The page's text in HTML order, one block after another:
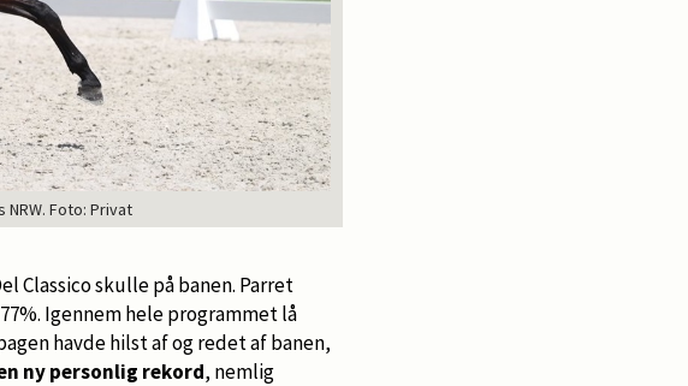
Foto: Privat
Classico skulle på banen. Parret
Igennem hele programmet lå
havde hilst af og redet af banen,
ny personlig rekord, nemlig